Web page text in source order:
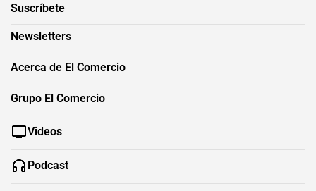
Suscríbete
Newsletters
Acerca de El Comercio
Grupo El Comercio
Videos
Podcast